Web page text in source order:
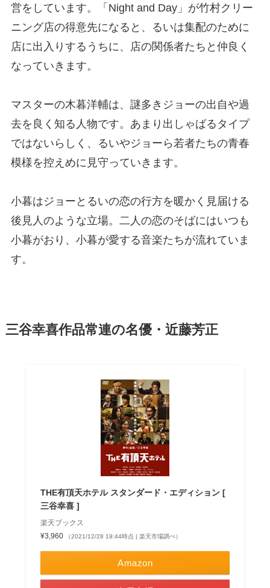
営をしています。「Night and Day」が竹村クリー
ニング店の得意先になると、るいは集配のために
店に出入りするうちに、店の関係者たちと仲良く
なっていきます。
マスターの木暮洋輔は、謎多きジョーの出自や過
去を良く知る人物です。あまり出しゃばるタイプ
ではないらしく、るいやジョーら若者たちの青春
模様を控えめに見守っていきます。
小暮はジョーとるいの恋の行方を暖かく見届ける
後見人のような立場。二人の恋のそばにはいつも
小暮がおり、小暮が愛する音楽たちが流れていま
す。
三谷幸喜作品常連の名優・近藤芳正
THE有頂天ホテル スタンダード・エディション [
三谷幸喜 ]
楽天ブックス
¥3,960
（2021/12/28 19:44時点 | 楽天市場調べ）
Amazon